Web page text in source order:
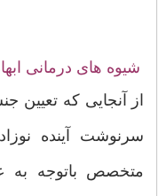
شیوه های درمانی
از آنجایی که تعيين
سرنوشت آينده
متخصص باتوجه به